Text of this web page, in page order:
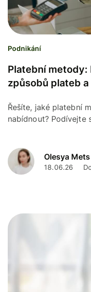
Podnikání
Platební
způsobů plateb
Řešíte, jaké platební
nabídnout? Podívejte
Olesya Mets
18.06.26